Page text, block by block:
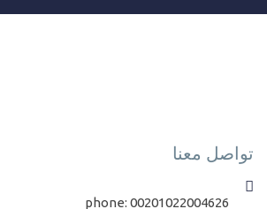
تواصل معنا
phone: 00201022004626